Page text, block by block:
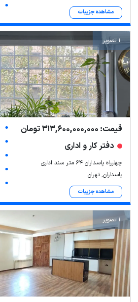
Leaflet| Map data ©ariamarz.comمشاهده جزییات
1 تصویر
قیمت: 313,600,000,000 تومان
دفتر کار و اداری
چهارراه پاسداران ۶۴ متر سند اداری
پاسداران, تهران
مشاهده جزییات
1 تصویر